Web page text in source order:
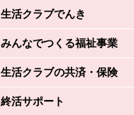
生活クラブでんき
別のウィンドウで開きます。
みんなでつくる福祉事業
別のウィンドウで開きます。
生活クラブの共済・保険
別のウィンドウで開きます。
終活サポート
別のウィンドウで開きます。